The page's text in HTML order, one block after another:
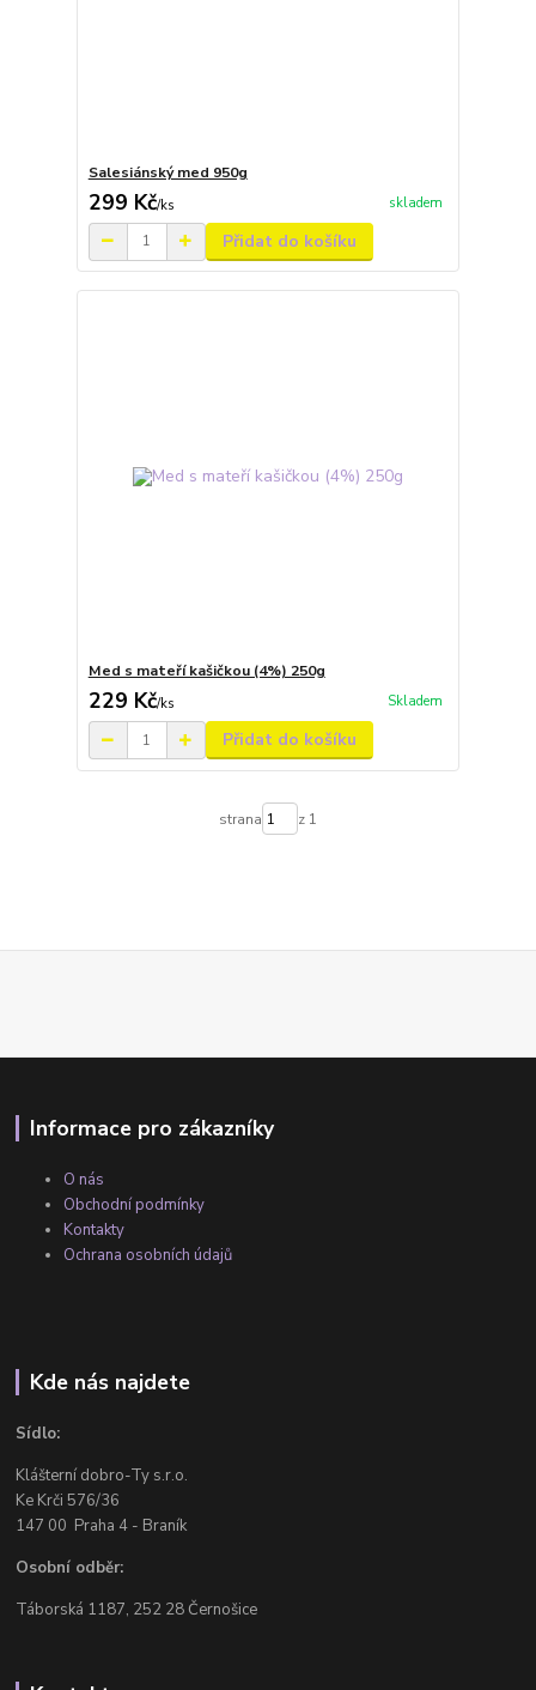
Salesiánský med 950g
299 Kč/ks skladem
Přidat do košíku
Med s mateří kašičkou (4%) 250g
229 Kč/ks Skladem
Přidat do košíku
strana z 1
Informace pro zákazníky
O nás
Obchodní podmínky
Kontakty
Ochrana osobních údajů
Kde nás najdete
Sídlo:
Klášterní dobro-Ty s.r.o.
Ke Krči 576/36
147 00 Praha 4 - Braník
Osobní odběr:
Táborská 1187, 252 28 Černošice